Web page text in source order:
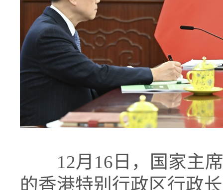
12月16日，国家主席
的香港特别行政区行政